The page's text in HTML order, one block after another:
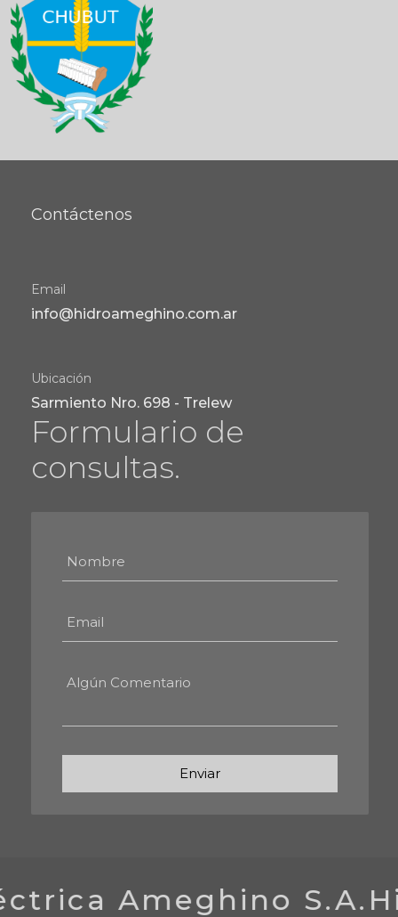
Contáctenos
Email
info@hidroameghino.com.ar
Ubicación
Sarmiento Nro. 698 - Trelew
Formulario de
consultas.
Enviar
Ameghino S.A.